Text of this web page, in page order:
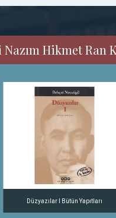
Hikmet Ran
Düzyazılar I Bütün Yapıtları